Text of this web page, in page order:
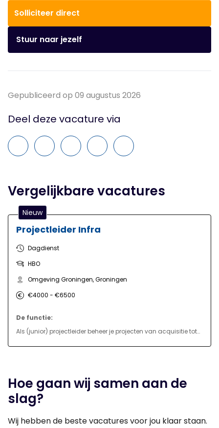
Solliciteer direct
Stuur naar jezelf
Gepubliceerd op 09 augustus 2026
Deel deze vacature via
Vergelijkbare vacatures
Nieuw
Projectleider Infra
Dagdienst
HBO
Omgeving Groningen, Groningen
€4000 - €6500
De functie:
Als (junior) projectleider beheer je projecten van acquisitie tot
oplevering, met een focus op infrastructuurprojecten zoals
voorbereiding tot uitvoering, en werkt samen met uitvoerders,
projectengineers en werkvoorbereiders. Je rapporteert aan de
Hoe gaan wij samen aan de
slag?
Wij hebben de beste vacatures voor jou klaar staan.